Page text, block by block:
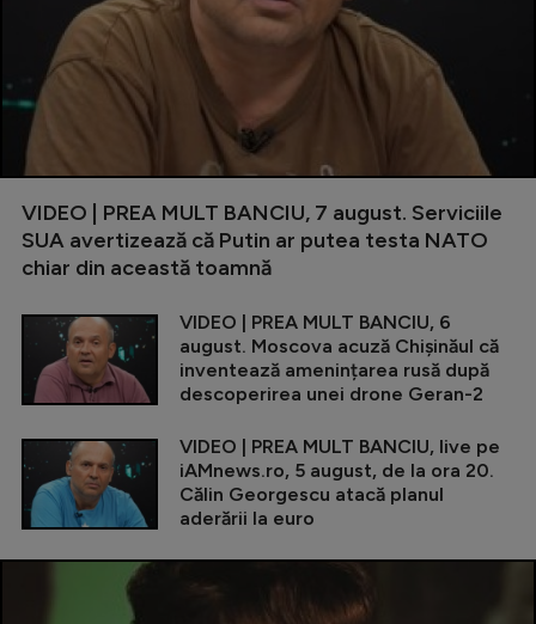
VIDEO | PREA MULT BANCIU, 7 august. Serviciile
SUA avertizează că Putin ar putea testa NATO
chiar din această toamnă
VIDEO | PREA MULT BANCIU, 6
august. Moscova acuză Chișinăul că
inventează amenințarea rusă după
descoperirea unei drone Geran-2
VIDEO | PREA MULT BANCIU, live pe
iAMnews.ro, 5 august, de la ora 20.
Călin Georgescu atacă planul
aderării la euro